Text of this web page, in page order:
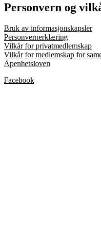
Personvern og
Bruk av informasjonskapsler
Personvernerklæring
Vilkår for privatmedlemskap
Vilkår for medlemskap for
Åpenhetsloven
Facebook